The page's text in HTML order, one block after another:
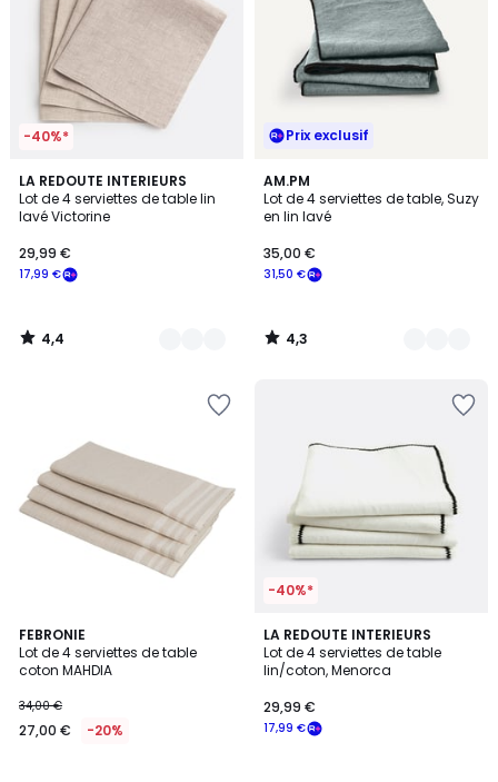
-40%*
LA REDOUTE INTERIEURS
Lot de 4 serviettes de table lin
lavé Victorine
€
souscrivez
notre
programme
place
17,99
€.
17,99 €
29,99 €
4,4
/ 5
14
Couleurs
4,4
/
Prix exclusif
AM.PM
Lot de 4 serviettes de table, Suzy
en lin lavé
31,50 €
35,00 €
4,3
/ 5
7
Couleurs
4,3
/
FEBRONIE
Lot de 4 serviettes de table
coton MAHDIA
34,00 €
27,00 € -20%
20
Couleurs
-40%*
LA REDOUTE INTERIEURS
Lot de 4 serviettes de table
lin/coton, Menorca
17,99 €
29,99 €
4,3
/ 5
4
Couleurs